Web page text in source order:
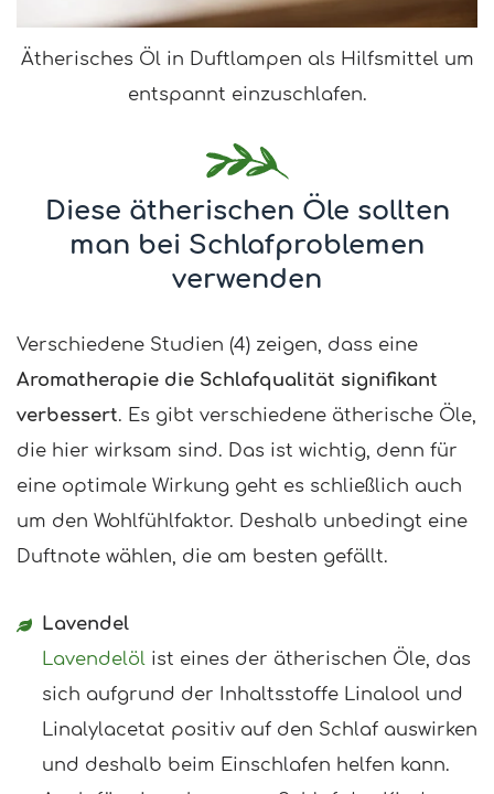
Ätherisches Öl in Duftlampen als Hilfsmittel um
entspannt einzuschlafen.
Diese ätherischen Öle sollten
man bei Schlafproblemen
verwenden
Verschiedene Studien (4) zeigen, dass eine
Aromatherapie die Schlafqualität signifikant
verbessert. Es gibt verschiedene ätherische Öle,
die hier wirksam sind. Das ist wichtig, denn für
eine optimale Wirkung geht es schließlich auch
um den Wohlfühlfaktor. Deshalb unbedingt eine
Duftnote wählen, die am besten gefällt.
Lavendel
Lavendelölist eines der ätherischen Öle, das
sich aufgrund der Inhaltsstoffe Linalool und
Linalylacetat positiv auf den Schlaf auswirken
und deshalb beim Einschlafen helfen kann.